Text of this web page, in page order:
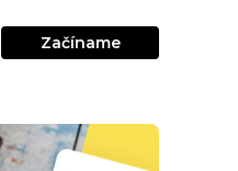
Začíname